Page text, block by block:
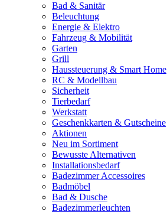
Bad & Sanitär
Beleuchtung
Energie & Elektro
Fahrzeug & Mobilität
Garten
Grill
Haussteuerung & Smart Home
RC & Modellbau
Sicherheit
Tierbedarf
Werkstatt
Geschenkkarten & Gutscheine
Aktionen
Neu im Sortiment
Bewusste Alternativen
Installationsbedarf
Badezimmer Accessoires
Badmöbel
Bad & Dusche
Badezimmerleuchten